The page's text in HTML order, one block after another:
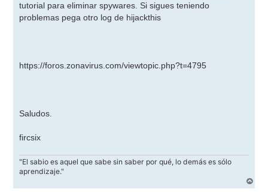
a
j
e
tutorial para eliminar spywares. Si sigues teniendo
problemas pega otro log de hijackthis
https://foros.zonavirus.com/viewtopic.php?t=4795
Saludos.
fircsix
"El sabio es aquel que sabe sin saber por qué, lo demás es sólo
aprendizaje."
r